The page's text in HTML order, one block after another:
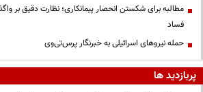
مطالبه برای شکستن انحصار پیمانکاری؛ نظارت دقیق بر
فساد
حمله نیروهای اسرائیلی به خبرنگار پرس‌تی‌وی
پربازدید ها